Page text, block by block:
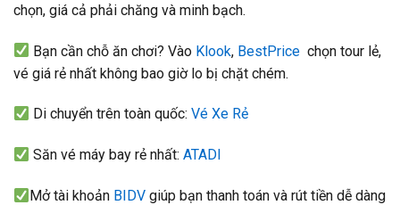
chọn, giá cả phải chăng và minh bạch.
Bạn cần chỗ ăn chơi? Vào Klook, BestPrice chọn tour lẻ,
vé giá rẻ nhất không bao giờ lo bị chặt chém.
Di chuyển trên toàn quốc:Vé Xe Rẻ
Săn vé máy bay rẻ nhất:ATADI
Mở tài khoản BIDV giúp bạn thanh toán và rút tiền dễ dàng